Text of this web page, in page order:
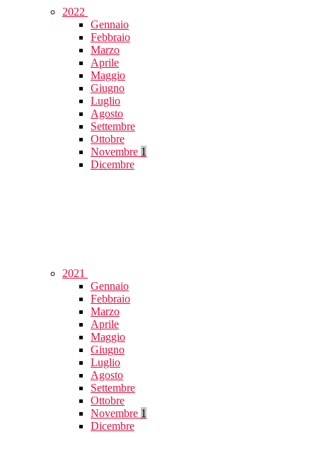
2022
Gennaio
Febbraio
Marzo
Aprile
Maggio
Giugno
Luglio
Agosto
Settembre
Ottobre
Novembre 1
Dicembre
2021
Gennaio
Febbraio
Marzo
Aprile
Maggio
Giugno
Luglio
Agosto
Settembre
Ottobre
Novembre 1
Dicembre